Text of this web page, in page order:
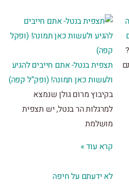
תצפית בנטל- אתם חייבים להגיע
ולעשות כאן תמונה! (ופק”ל קפה)
בקיבוץ מרום גולן שנמצא
למרגלות הר בנטל, יש תצפית
מושלמת
קרא עוד »
לא ידעתם על חיפה